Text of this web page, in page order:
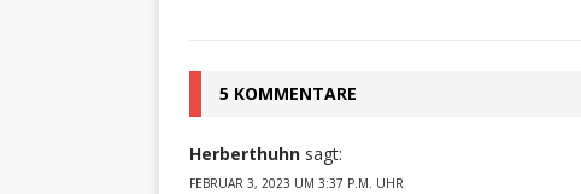
5 KOMMENTARE
Herberthuhn sagt:
FEBRUAR 3, 2023 UM 3:37 P.M. UHR